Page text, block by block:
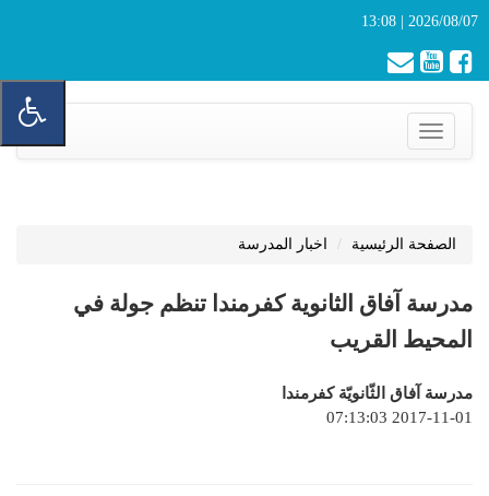
2026/08/07 | 13:08
Toggle
navigation
الصفحة الرئيسية اخبار المدرسة
مدرسة آفاق الثانوية كفرمندا تنظم جولة في
المحيط القريب
مدرسة آفاق الثّانويّة كفرمندا
2017-11-01 07:13:03